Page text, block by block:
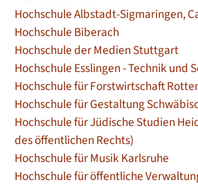
Hochschule Albstadt-Sigmaringen,
Hochschule Biberach
Hochschule der Medien Stuttgart
Hochschule Esslingen - Technik und
Hochschule für Forstwirtschaft
Hochschule für Gestaltung
Hochschule für Jüdische Studien
des öffentlichen Rechts)
Hochschule für Musik Karlsruhe
Hochschule für öffentliche